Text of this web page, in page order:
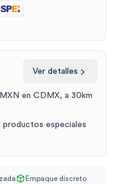
Ver detalles
en CDMX, a 30km
productos especiales
Empaque discreto